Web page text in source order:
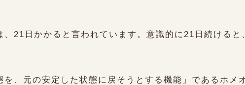
、21日かかると言われています。意識的に21日続ける
を、元の安定した状態に戻そうとする機能」であるホ